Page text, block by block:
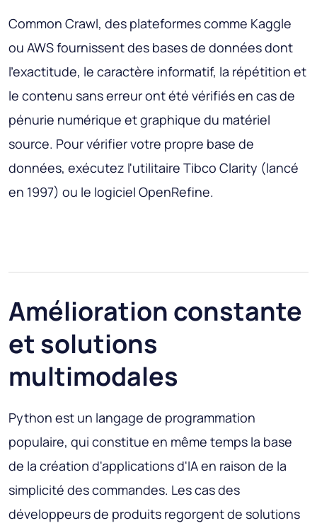
Common Crawl, des plateformes comme Kaggle
ou AWS fournissent des bases de données dont
l'exactitude, le caractère informatif, la répétition et
le contenu sans erreur ont été vérifiés en cas de
pénurie numérique et graphique du matériel
source. Pour vérifier votre propre base de
données, exécutez l'utilitaire Tibco Clarity (lancé
en 1997) ou le logiciel OpenRefine.
Amélioration constante
et solutions
multimodales
Python est un langage de programmation
populaire, qui constitue en même temps la base
de la création d'applications d'IA en raison de la
simplicité des commandes. Les cas des
développeurs de produits regorgent de solutions